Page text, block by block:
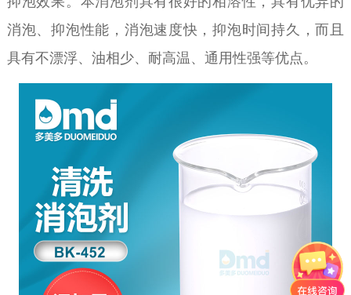
消泡、抑泡性能，消泡速度快，抑泡时间持久，而且
具有不漂浮、油相少、耐高温、通用性强等优点。